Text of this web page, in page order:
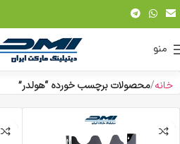
منو
خانه محصولات برچسب خورده “هولدر”